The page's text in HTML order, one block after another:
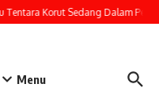
Korut Sedang Dalam
Menu